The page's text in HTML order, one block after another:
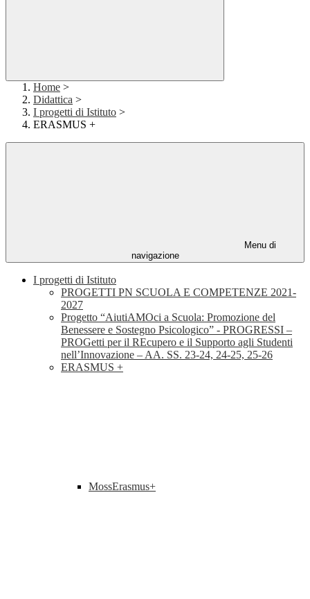
Home >
Didattica >
I progetti di Istituto >
ERASMUS +
Menu di
navigazione
I progetti di Istituto
PROGETTI PN SCUOLA E COMPETENZE 2021-
2027
Progetto “AiutiAMOci a Scuola: Promozione del
Benessere e Sostegno Psicologico” - PROGRESSI –
PROGetti per il REcupero e il Supporto agli Studenti
nell’Innovazione – AA. SS. 23-24, 24-25, 25-26
ERASMUS +
MossErasmus+